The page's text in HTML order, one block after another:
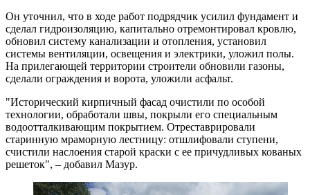
Он уточнил, что в ходе работ подрядчик усилил фундамент и
сделал гидроизоляцию, капитально отремонтировал кровлю,
обновил систему канализации и отопления, установил
системы вентиляции, освещения и электрики, уложил полы.
На прилегающей территории строители обновили газоны,
сделали ограждения и ворота, уложили асфальт.
"Исторический кирпичный фасад очистили по особой
технологии, обработали швы, покрыли его специальным
водоотталкивающим покрытием. Отреставрировали
старинную мраморную лестницу: отшлифовали ступени,
счистили наслоения старой краски с ее причудливых кованых
решеток", – добавил Мазур.